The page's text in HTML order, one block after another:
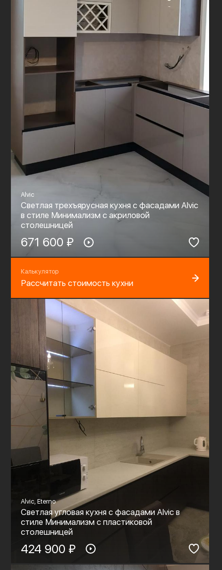
Alvic
Светлая трехъярусная кухня с фасадами Alvic
в стиле Минимализм c акриловой
столешницей
671 600 ₽
Калькулятор
Рассчитать стоимость кухни
Alvic, Eterno
Светлая угловая кухня с фасадами Alvic в
стиле Минимализм с пластиковой
столешницей
424 900 ₽